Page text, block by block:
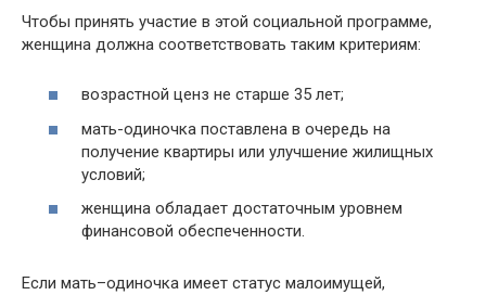
Чтобы принять участие в этой социальной программе,
женщина должна соответствовать таким критериям:
возрастной ценз не старше 35 лет;
мать-одиночка поставлена в очередь на
получение квартиры или улучшение жилищных
условий;
женщина обладает достаточным уровнем
финансовой обеспеченности.
Если мать–одиночка имеет статус малоимущей,